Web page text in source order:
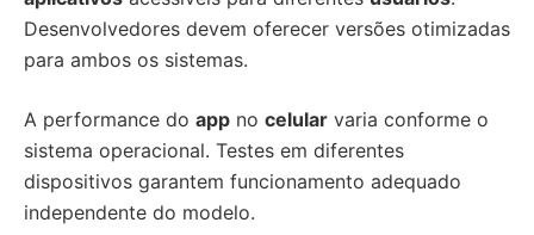
Desenvolvedores devem oferecer versões otimizadas
para ambos os sistemas.
A performance do app no celular varia conforme o
sistema operacional. Testes em diferentes
dispositivos garantem funcionamento adequado
independente do modelo.